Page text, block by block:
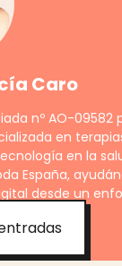
Caro
nº AO-
en
en la
España,
desde un